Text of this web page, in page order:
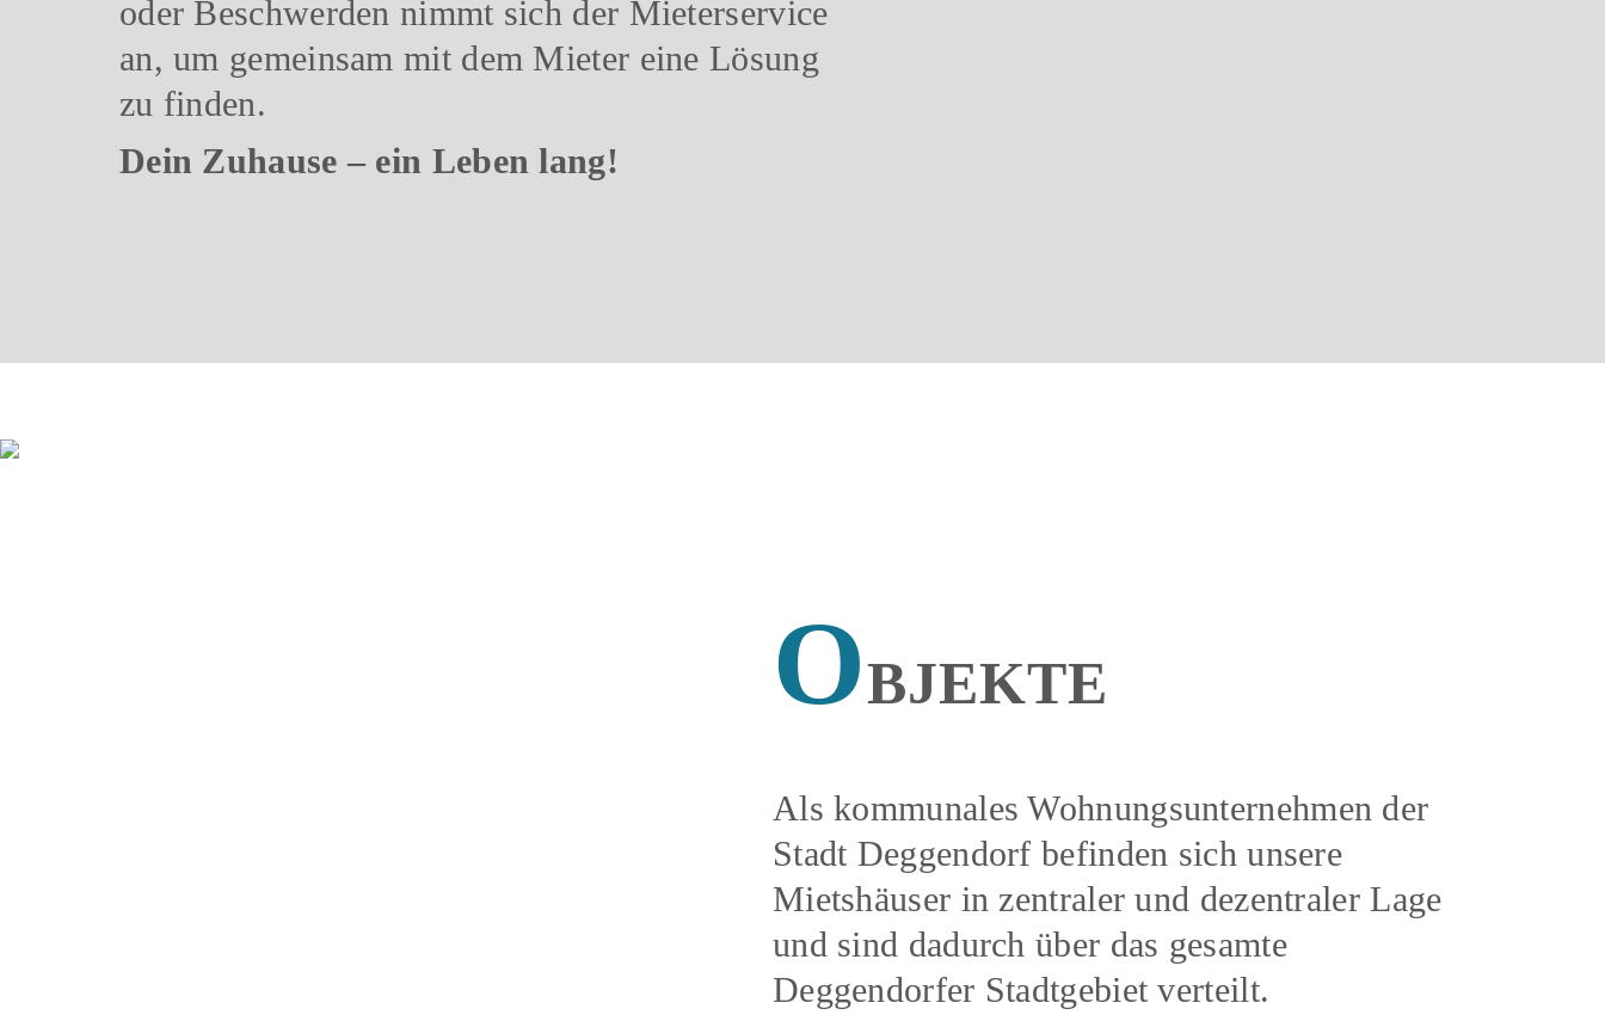
oder Beschwerden nimmt sich der Mieterservice
an, um gemeinsam mit dem Mieter eine Lösung
zu finden.
Dein Zuhause – ein Leben lang!
OBJEKTE
Als kommunales Wohnungsunternehmen der
Stadt Deggendorf befinden sich unsere
Mietshäuser in zentraler und dezentraler Lage
und sind dadurch über das gesamte
Deggendorfer Stadtgebiet verteilt.